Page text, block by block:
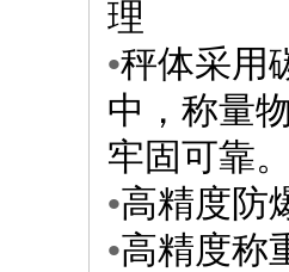
理
•秤体采用
中，称量
牢固可靠
•高精度防
•高精度称